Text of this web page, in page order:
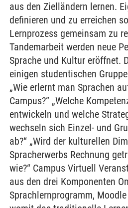
aus den Zielländern lernen.
definieren und zu erreichen
Lernprozess gemeinsam zu
Tandemarbeit werden neue
Sprache und Kultur eröffnet.
einigen studentischen
„Wie erlernt man Sprachen
Campus?“ „Welche
entwickeln und welche
wechseln sich Einzel- und
ab?“ „Wird der kulturellen
Spracherwerbs Rechnung
wie?“ Campus Virtuell
aus den drei Komponenten
Sprachlernprogramm,